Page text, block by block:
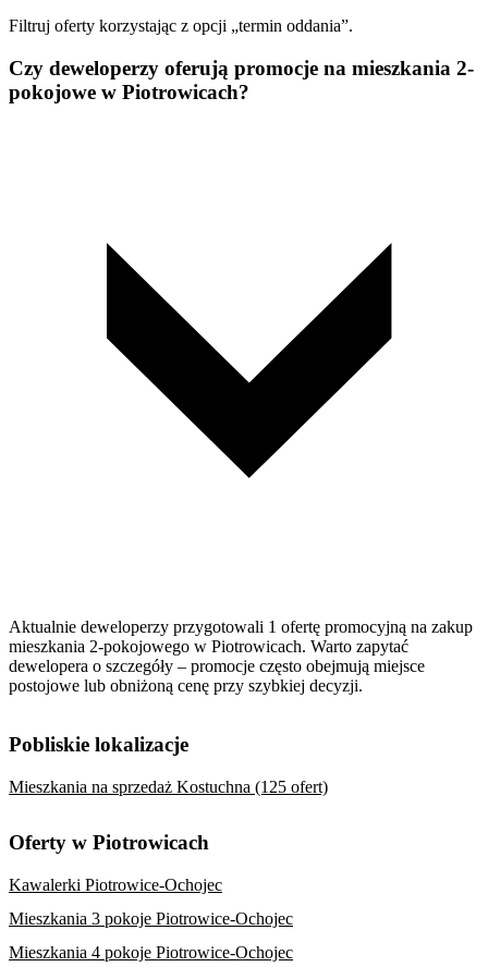
Filtruj oferty korzystając z opcji „termin oddania”.
Czy deweloperzy oferują promocje na mieszkania 2-
pokojowe w Piotrowicach?
Aktualnie deweloperzy przygotowali 1 ofertę promocyjną na zakup
mieszkania 2-pokojowego w Piotrowicach. Warto zapytać
dewelopera o szczegóły – promocje często obejmują miejsce
postojowe lub obniżoną cenę przy szybkiej decyzji.
Pobliskie lokalizacje
Mieszkania na sprzedaż Kostuchna (125 ofert)
Oferty w Piotrowicach
Kawalerki Piotrowice-Ochojec
Mieszkania 3 pokoje Piotrowice-Ochojec
Mieszkania 4 pokoje Piotrowice-Ochojec